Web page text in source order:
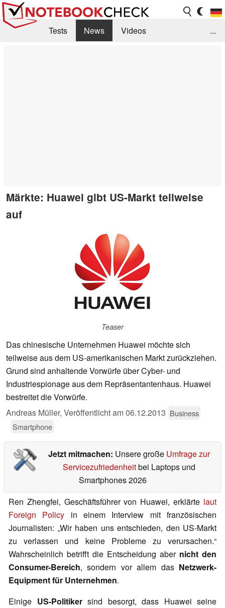
Tests News
Videos
...
Märkte: Huawei gibt US-Markt teilweise
auf
Teaser
Das chinesische Unternehmen Huawei möchte sich
teilweise aus dem US-amerikanischen Markt zurückziehen.
Grund sind anhaltende Vorwürfe über Cyber- und
Industriespionage aus dem Repräsentantenhaus. Huawei
bestreitet die Vorwürfe.
Andreas Müller, Veröffentlicht am06.12.2013 Business
Smartphone
Jetzt mitmachen: Unsere große Umfrage zur
Servicezufriedenheitbei Laptops und
Smartphones 2026
Ren Zhengfei, Geschäftsführer von Huawei, erklärte laut
Foreign Policy in einem Interview mit französischen
Journalisten: „Wir haben uns entschieden, den US-Markt
zu verlassen und keine Probleme zu verursachen.“
Wahrscheinlich betrifft die Entscheidung aber nicht den
Consumer-Bereich, sondern vor allem das Netzwerk-
Equipment für Unternehmen.
Einige US-Politikersind besorgt, dass Huawei seine